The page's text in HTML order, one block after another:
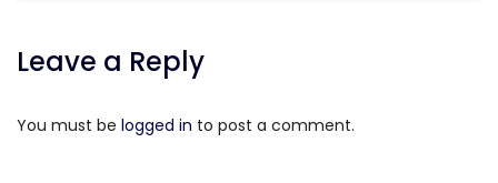
Leave a Reply
You must be logged in to post a comment.